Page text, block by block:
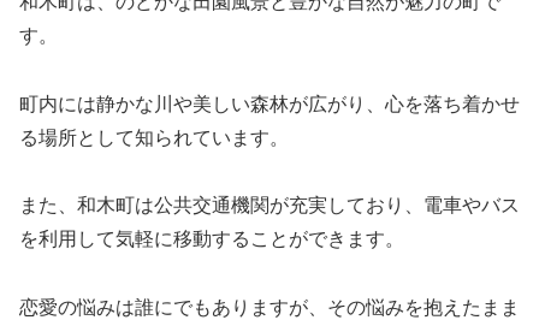
す。
町内には静かな川や美しい森林が広がり、心を落ち着かせ
る場所として知られています。
また、和木町は公共交通機関が充実しており、電車やバス
を利用して気軽に移動することができます。
恋愛の悩みは誰にでもありますが、その悩みを抱えたまま